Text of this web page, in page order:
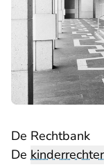
De Rechtbank
De kinderrechter